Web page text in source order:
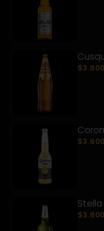
$3.600
$3.600
$3.600